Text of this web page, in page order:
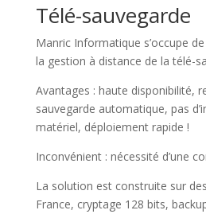
Télé-sauvegarde
Manric Informatique s’occupe
la gestion à distance de la télé-
Avantages : haute disponibilité,
sauvegarde automatique, pas
matériel, déploiement rapide !
Inconvénient : nécessité d’une
La solution est construite sur
France, cryptage 128 bits,